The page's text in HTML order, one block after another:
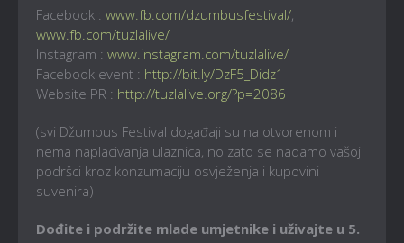
Facebook : www.fb.com/dzumbusfestival/,
www.fb.com/tuzlalive/
Instagram : www.instagram.com/tuzlalive/
Facebook event : http://bit.ly/DzF5_Didz1
Website PR : http://tuzlalive.org/?p=2086
(svi Džumbus Festival događaji su na otvorenom i
nema naplacivanja ulaznica, no zato se nadamo vašoj
podršci kroz konzumaciju osvježenja i kupovini
suvenira)
Dođite i podržite mlade umjetnike i uživajte u 5.